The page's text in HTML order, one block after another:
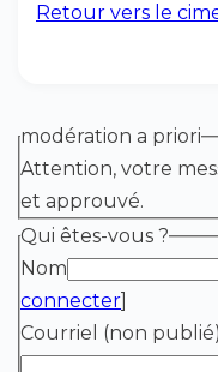
Retour vers le
modération a priori
Attention, votre
et approuvé.
Qui êtes-vous ?
Nom
connecter]
Courriel (non publié)